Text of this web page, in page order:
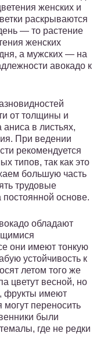
женских и
раскрываются
— то растение
женских
а мужских — на
авокадо к
от толщины и
в листьях,
При ведении
рекомендуется
типов, так как это
большую часть
трудовые
основе.
обладают
они имеют тонкую
устойчивость к
летом того же
цветут весной, но
фрукты имеют
могут переносить
были
где не редки